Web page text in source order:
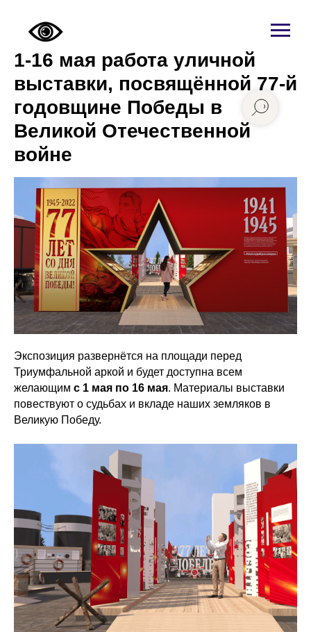
1-16 мая работа уличной
выставки, посвящённой 77-й
годовщине Победы в
Великой Отечественной
войне
Экспозиция развернётся на площади перед
Триумфальной аркой и будет доступна всем
желающим с 1 мая по 16 мая. Материалы выставки
повествуют о судьбах и вкладе наших земляков в
Великую Победу.